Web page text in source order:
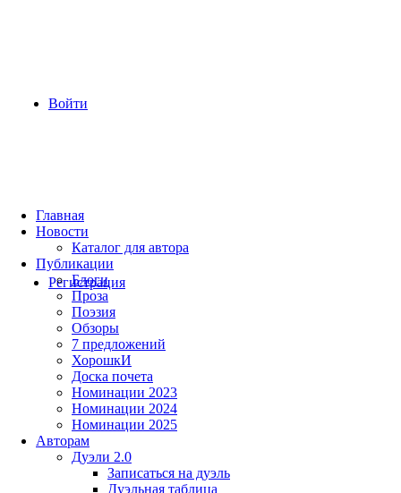
Войти
Регистрация
Главная
Новости
Каталог для автора
Публикации
Блоги
Проза
Поэзия
Обзоры
7 предложений
ХорошкИ
Доска почета
Номинации 2023
Номинации 2024
Номинации 2025
Авторам
Дуэли 2.0
Записаться на дуэль
Дуэльная таблица